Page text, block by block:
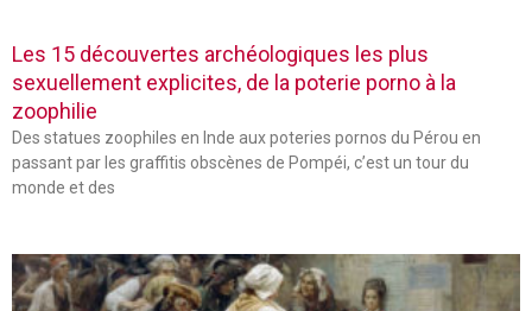
Les 15 découvertes archéologiques les plus
sexuellement explicites, de la poterie porno à la
zoophilie
Des statues zoophiles en Inde aux poteries pornos du Pérou en
passant par les graffitis obscènes de Pompéi, c’est un tour du
monde et des